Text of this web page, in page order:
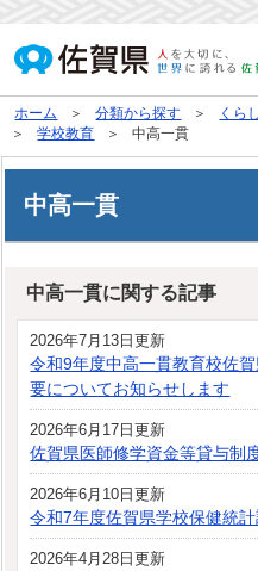
ホーム 分類から探す くら
学校教育
中高一貫
中高一貫
中高一貫に関する記事
2026年7月13日更新
令和9年度中高一貫教育校佐
要についてお知らせします
2026年6月17日更新
佐賀県医師修学資金等貸与制
2026年6月10日更新
令和7年度佐賀県学校保健統
2026年4月28日更新